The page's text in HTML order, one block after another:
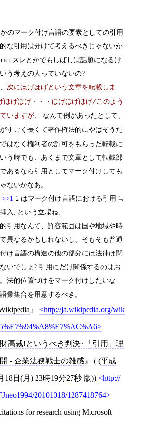
のマーク付け言語の要素としての引用
な引用は分けて考えるべきじゃないか
スレとかでもしばしば話題になるけ
う考えの人っていないの?
次にほげほげという文章を転載しま
ほげほげ・・・ほげほげほげ/このよう
いますが、
なんて例があったとして、
がすごく長くて著作権法的にやばそうだ
はなく権利者の許可をもらった転載に
う時でも、あくまで文章として転載部
あるなら引用としてマーク付けしても
ないかなあ。
>>1-2 はマーク付け言語における引用 ≒
入, という立場ね、
引用なんて、許容範囲は国や地域や時
異なるかもしれないし、そもそも普通
け言語の構造の他の部分には法律は関
いでしょ? 引用にだけ関係するのはお
法的位置づけをマーク付けしたいな
彙集合を用意するべき。
http://ja.wikipedia.org/wik
高裁!というべき判決~「引用」理
- 企業法務戦士の雑感 ( (平成
18日(月) 23時19分27秒 版)) http://
20101018/1287418764
for research using Microsoft